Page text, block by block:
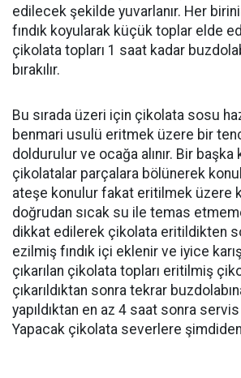
edilecek şekilde yuvarlanır. Her
fındık koyularak küçük toplar elde
çikolata topları 1 saat kadar
bırakılır.
Bu sırada üzeri için çikolata sosu
benmari usulü eritmek üzere bir
doldurulur ve ocağa alınır. Bir başka
çikolatalar parçalara bölünerek
ateşe konulur fakat eritilmek üzere
doğrudan sıcak su ile temas
dikkat edilerek çikolata eritildikten
ezilmiş fındık içi eklenir ve iyice
çıkarılan çikolata topları eritilmiş
çıkarıldıktan sonra tekrar
yapıldıktan en az 4 saat sonra
Yapacak çikolata severlere